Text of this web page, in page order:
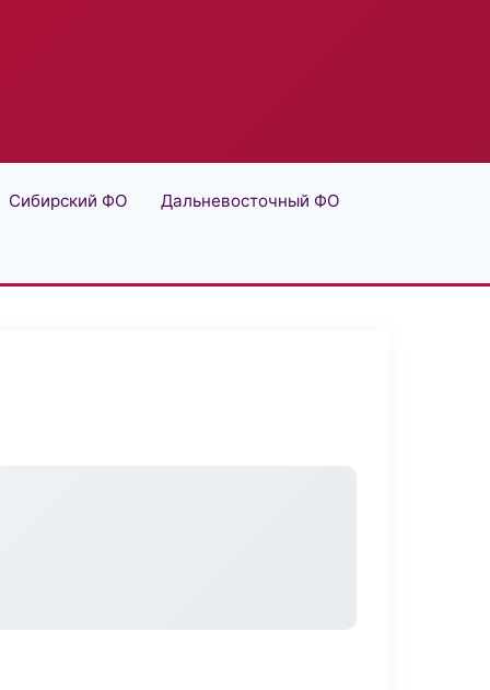
Сибирский ФО Дальневосточный ФО